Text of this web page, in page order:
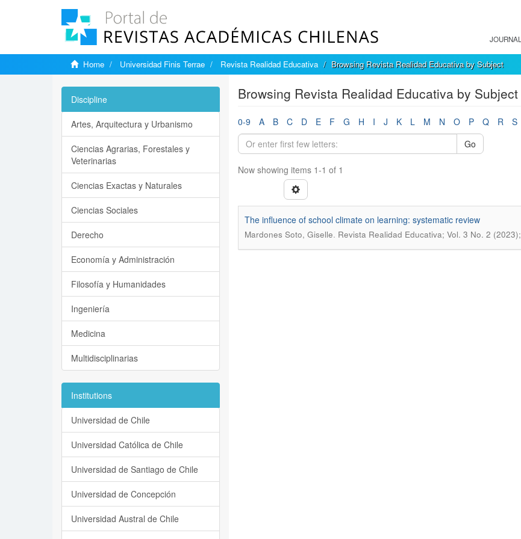
Home Universidad Finis Terrae Revista Realidad Educativa Browsing Revista Realidad Educativa by Subject
Browsing Revista Realidad Educativa by
0-9 A B C D E F G H I J K L M N O P Q R S
Go
Now showing items 1-1 of 1
The influence of school climate on learning: systematic review
Mardones Soto, Giselle. Revista Realidad Educativa; Vol. 3 No. 2
Discipline
Artes, Arquitectura y Urbanismo
Ciencias Agrarias, Forestales y
Veterinarias
Ciencias Exactas y Naturales
Ciencias Sociales
Derecho
Economía y Administración
Filosofía y Humanidades
Ingeniería
Medicina
Multidisciplinarias
Institutions
Universidad de Chile
Universidad Católica de Chile
Universidad de Santiago de Chile
Universidad de Concepción
Universidad Austral de Chile